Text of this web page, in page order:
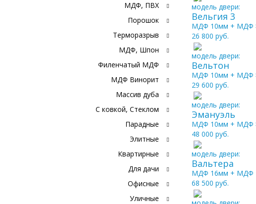
МДФ, ПВХ
Порошок
Терморазрыв
МДФ, Шпон
Филенчатый МДФ
МДФ Винорит
Массив дуба
С ковкой, Стеклом
Парадные
Элитные
Квартирные
Для дачи
Офисные
Уличные
модель двери:
Вельгия 3
МДФ 10мм + МДФ
26 800 руб.
модель двери:
Вельтон
МДФ 10мм + МДФ
29 600 руб.
модель двери:
Эмануэль
МДФ 10мм + МДФ
48 000 руб.
модель двери:
Вальтера
МДФ 16мм + МДФ
68 500 руб.